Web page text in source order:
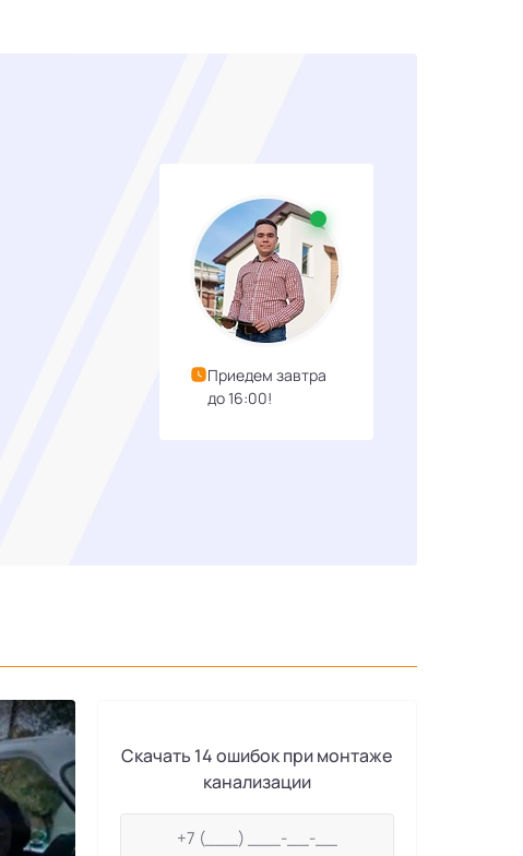
Приедем завтра
до 16:00!
Скачать 14 ошибок при монтаже
канализации